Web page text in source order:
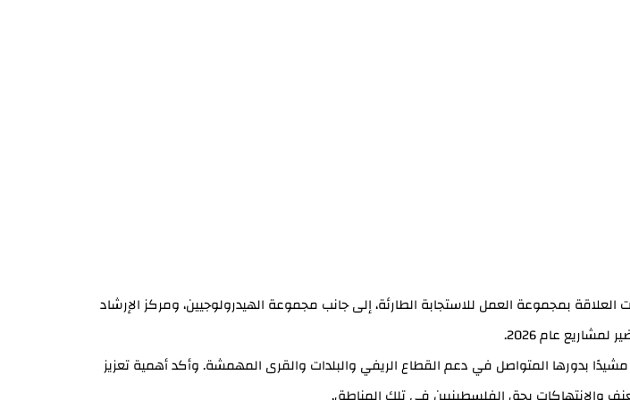
بمجموعة العمل للاستجابة الطارئة، إلى جانب مجموعة الهيدرولوجيين، ومركز الإرشاد
عام 2026.
بدورها المتواصل في دعم القطاع الريفي والبلدات والقرى المهمشة. وأكد أهمية تعزيز